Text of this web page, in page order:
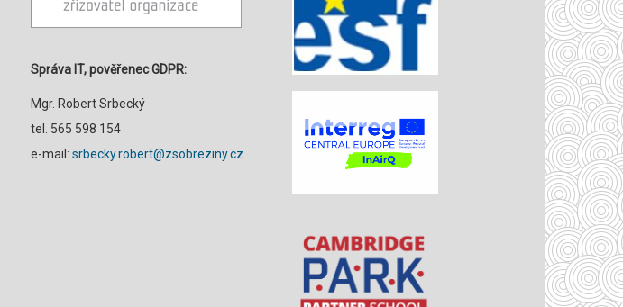
Správa IT, pověřenec GDPR:
Mgr. Robert Srbecký
tel. 565 598 154
e-mail: srbecky.robert@zsobreziny.cz